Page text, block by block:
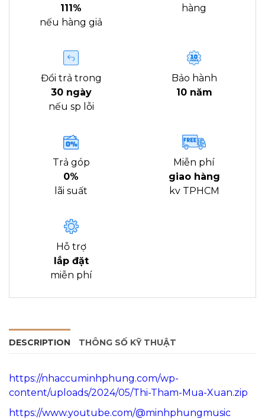
111%
nếu hàng giả
hàng
Đổi trả trong
30 ngày
nếu sp lỗi
Bảo hành
10 năm
Trả góp
0%
lãi suất
Miễn phí
giao hàng
kv TPHCM
Hỗ trợ
lắp đặt
miễn phí
DESCRIPTION THÔNG SỐ KỸ THUẬT
https://nhaccuminhphung.com/wp-
content/uploads/2024/05/Thi-Tham-Mua-Xuan.zip
https://www.youtube.com/@minhphungmusic